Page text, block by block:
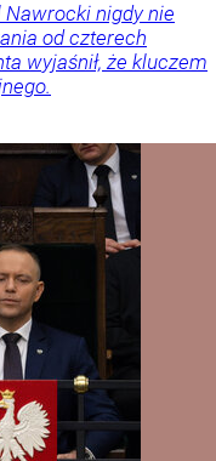
Nawrocki nigdy nie
od czterech
wyjaśnił, że kluczem